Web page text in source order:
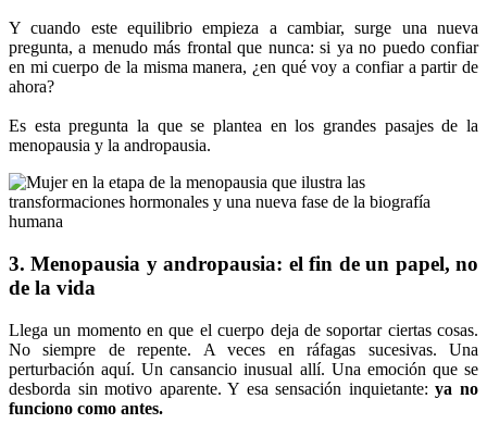
Y cuando este equilibrio empieza a cambiar, surge una nueva
pregunta, a menudo más frontal que nunca: si ya no puedo confiar
en mi cuerpo de la misma manera, ¿en qué voy a confiar a partir de
ahora?
Es esta pregunta la que se plantea en los grandes pasajes de la
menopausia y la andropausia.
3. Menopausia y andropausia: el fin de un papel, no
de la vida
Llega un momento en que el cuerpo deja de soportar ciertas cosas.
No siempre de repente. A veces en ráfagas sucesivas. Una
perturbación aquí. Un cansancio inusual allí. Una emoción que se
desborda sin motivo aparente. Y esa sensación inquietante:ya no
funciono como antes.